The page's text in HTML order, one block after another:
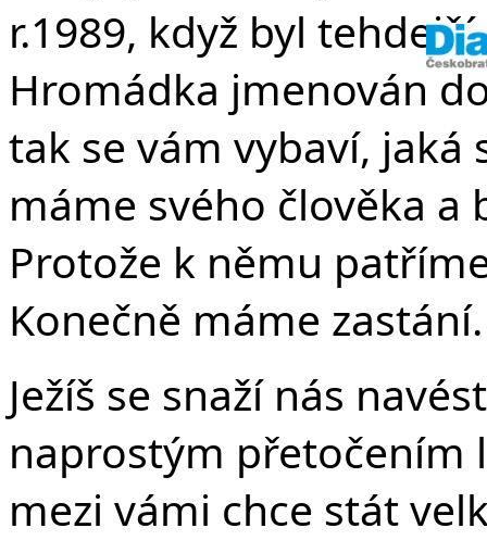
r.1989, když byl
Hromádka jmenován
tak se vám vybaví, jaká
máme svého člověka
Protože k němu
Konečně máme
Ježíš se snaží nás
naprostým přetočením
mezi vámi chce stát